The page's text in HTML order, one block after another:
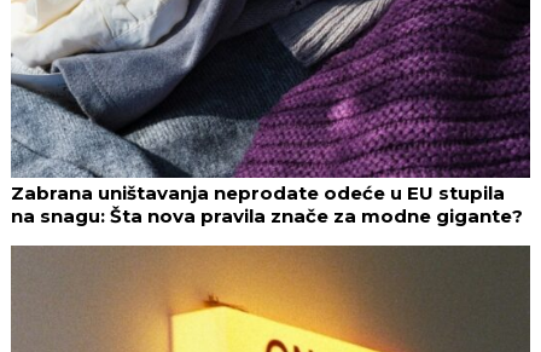
Zabrana uništavanja neprodate odeće u EU stupila
na snagu: Šta nova pravila znače za modne gigante?